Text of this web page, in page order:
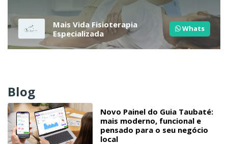
Mais Vida Fisioterapia
Especializada
Whats
Blog
Novo Painel do Guia Taubaté:
mais moderno, funcional e
pensado para o seu negócio
local